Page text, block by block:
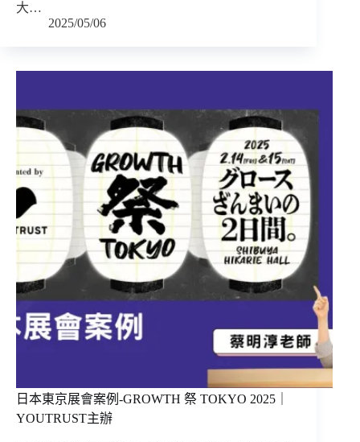
大…
2025/05/06
日本東京展會案例-GROWTH 祭 TOKYO 2025｜
YOUTRUST主辦